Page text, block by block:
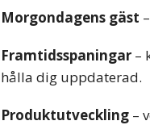
Morgondagens gäst
Framtidsspaningar –
hålla dig uppdaterad.
Produktutveckling –